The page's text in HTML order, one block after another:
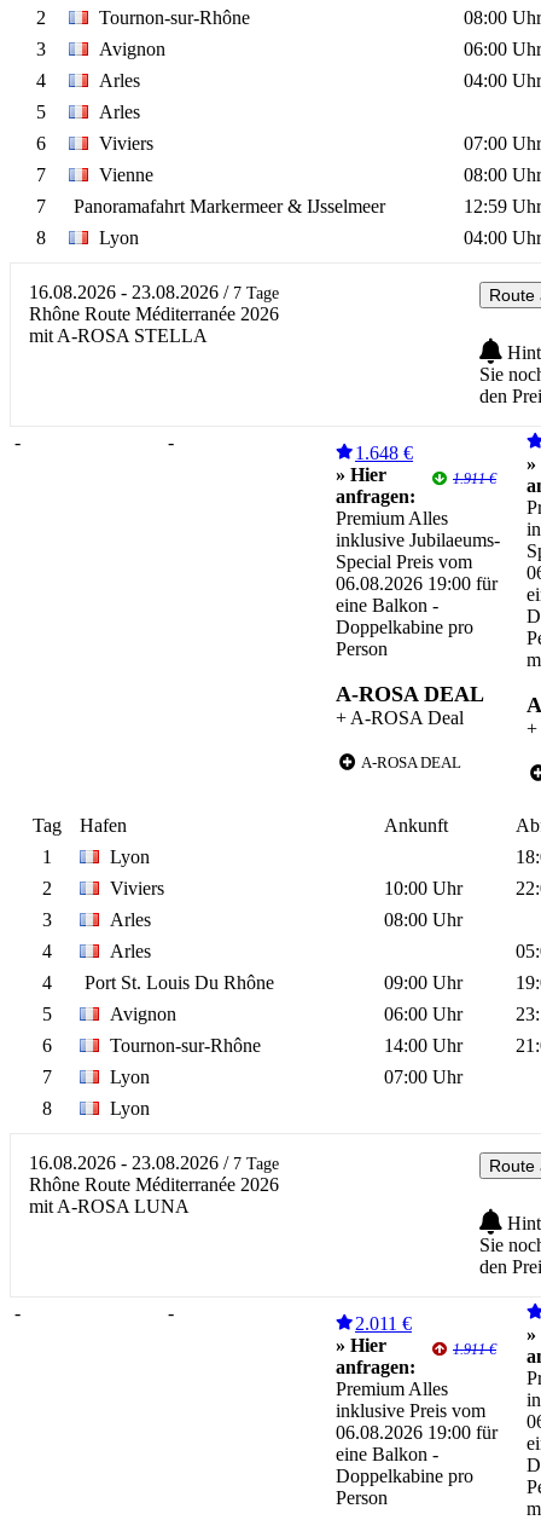
2
Tournon-sur-Rhône
08:00 Uhr
3
Avignon
06:00 Uhr
4
Arles
04:00 Uhr
5
Arles
6
Viviers
07:00 Uhr
7
Vienne
08:00 Uhr
7
Panoramafahrt Markermeer & IJsselmeer
12:59 Uhr
8
Lyon 04:00 Uhr
Route
Sie
den
16.08.2026 - 23.08.2026 / 7 Tage
Rhône Route Méditerranée 2026
mit A-ROSA STELLA
- -
1.648 €
1.911 €
» Hier
anfragen:
Premium Alles
inklusive Jubilaeums-
Special Preis vom
06.08.2026 19:00 für
eine Balkon -
Doppelkabine pro
Person
A-ROSA DEAL
+ A-ROSA Deal
A-ROSA DEAL
»
+
Tag Hafen Ankunft
1
Lyon
2
Viviers 10:00 Uhr
3
Arles
08:00 Uhr
4
Arles
4
Port St. Louis Du Rhône 09:00 Uhr
5
Avignon 06:00 Uhr
6
Tournon-sur-Rhône 14:00 Uhr
7
Lyon
07:00 Uhr
8
Lyon
Route
Sie
den
16.08.2026 - 23.08.2026 / 7 Tage
Rhône Route Méditerranée 2026
mit A-ROSA LUNA
- -
2.011 €
1.911 €
» Hier
anfragen:
Premium Alles
inklusive Preis vom
06.08.2026 19:00 für
eine Balkon -
Doppelkabine pro
Person
»